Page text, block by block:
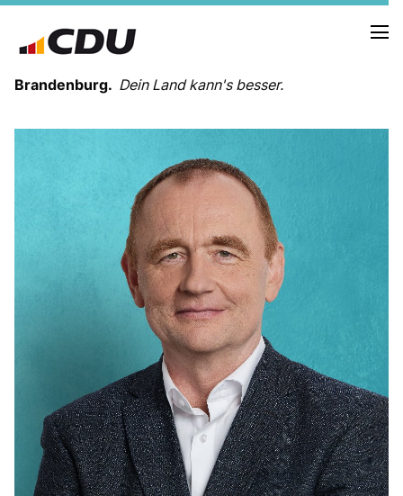
Brandenburg. Dein Land kann's besser.
TERMINE
LANDESVORSTAND
LANDESGESCHÄFTSSTELLE
ORGANISATION
KREISVERBÄNDE
VEREINIGUNGEN UND SONDERORGANISATIONEN
LANDESFACHAUSSCHÜSSE
SATZUNG
PARTEIGESCHICHTE
PARTEIGERICHT
IM LANDTAG
IN DER LANDESREGIERUNG